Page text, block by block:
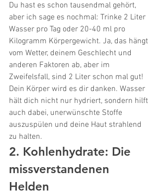
Du hast es schon tausendmal gehört,
aber ich sage es nochmal: Trinke 2 Liter
Wasser pro Tag oder 20-40 ml pro
Kilogramm Körpergewicht. Ja, das hängt
vom Wetter, deinem Geschlecht und
anderen Faktoren ab, aber im
Zweifelsfall, sind 2 Liter schon mal gut!
Dein Körper wird es dir danken. Wasser
hält dich nicht nur hydriert, sondern hilft
auch dabei, unerwünschte Stoffe
auszuspülen und deine Haut strahlend
zu halten.
2. Kohlenhydrate: Die
missverstandenen
Helden